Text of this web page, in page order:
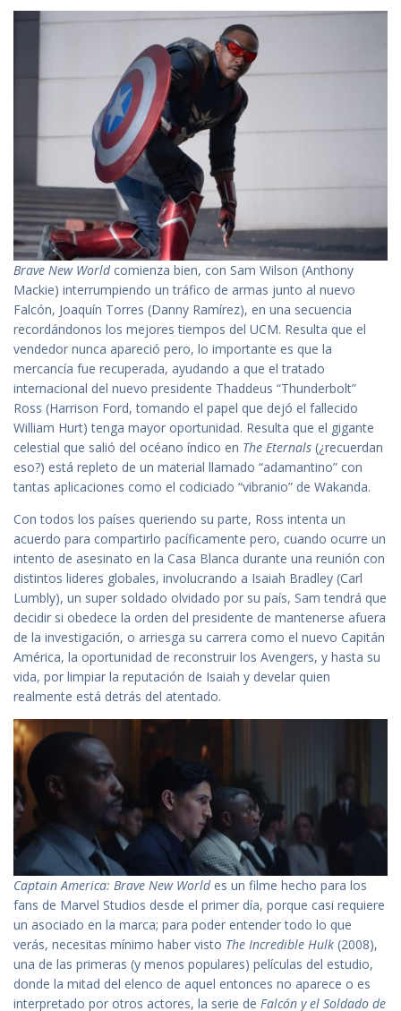
Brave New Worldcomienza bien, con Sam Wilson (Anthony
Mackie) interrumpiendo un tráfico de armas junto al nuevo
Falcón, Joaquín Torres (Danny Ramírez), en una secuencia
recordándonos los mejores tiempos del UCM. Resulta que el
vendedor nunca apareció pero, lo importante es que la
mercancía fue recuperada, ayudando a que el tratado
internacional del nuevo presidente Thaddeus “Thunderbolt”
Ross (Harrison Ford, tomando el papel que dejó el fallecido
William Hurt) tenga mayor oportunidad. Resulta que el gigante
celestial que salió del océano índico en The Eternals (¿recuerdan
eso?) está repleto de un material llamado “adamantino” con
tantas aplicaciones como el codiciado “vibranio” de Wakanda.
Con todos los países queriendo su parte, Ross intenta un
acuerdo para compartirlo pacíficamente pero, cuando ocurre un
intento de asesinato en la Casa Blanca durante una reunión con
distintos lideres globales, involucrando a Isaiah Bradley (Carl
Lumbly), un super soldado olvidado por su país, Sam tendrá que
decidir si obedece la orden del presidente de mantenerse afuera
de la investigación, o arriesga su carrera como el nuevo Capitán
América, la oportunidad de reconstruir los Avengers, y hasta su
vida, por limpiar la reputación de Isaiah y develar quien
realmente está detrás del atentado.
Captain America: Brave New Worldes un filme hecho para los
fans de Marvel Studios desde el primer día, porque casi requiere
un asociado en la marca; para poder entender todo lo que
verás, necesitas mínimo haber visto The Incredible Hulk (2008),
una de las primeras (y menos populares) películas del estudio,
donde la mitad del elenco de aquel entonces no aparece o es
interpretado por otros actores, la serie de Falcón y el Soldado de